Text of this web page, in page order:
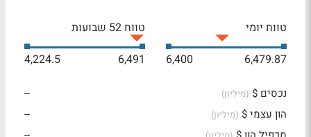
טווח יומי
6,479.87
6,400
טווח 52 שבועות
6,491
4,224.5
נכסים $ (מיליון)
--
הון עצמי $ (מיליון)
--